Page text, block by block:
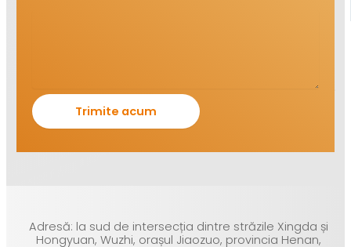
Adresă: la sud de intersecția dintre străzile Xingda și
Hongyuan, Wuzhi, orașul Jiaozuo, provincia Henan,